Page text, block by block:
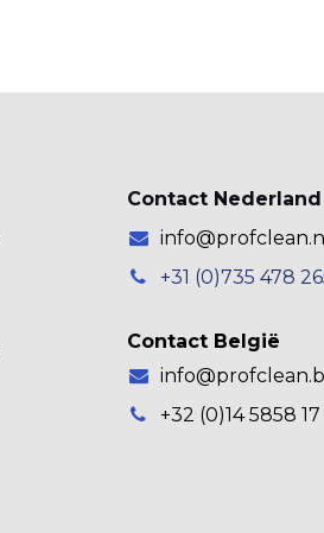
Contact Nederland
info@profclean.nl
+31 (0)735 478
Contact België
+32 (0)14 5858 17